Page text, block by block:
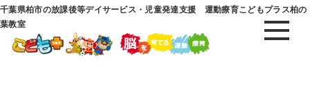
千葉県柏市の放課後等デイサービス・児童発達支援 運動療育こどもプラス柏の
葉教室